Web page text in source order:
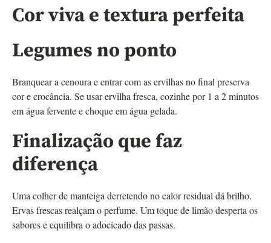
Cor viva e textura perfeita
Legumes no ponto
Branquear a cenoura e entrar com as ervilhas no final preserva
cor e crocância. Se usar ervilha fresca, cozinhe por 1 a 2 minutos
em água fervente e choque em água gelada.
Finalização que faz
diferença
Uma colher de manteiga derretendo no calor residual dá brilho.
Ervas frescas realçam o perfume. Um toque de limão desperta os
sabores e equilibra o adocicado das passas.